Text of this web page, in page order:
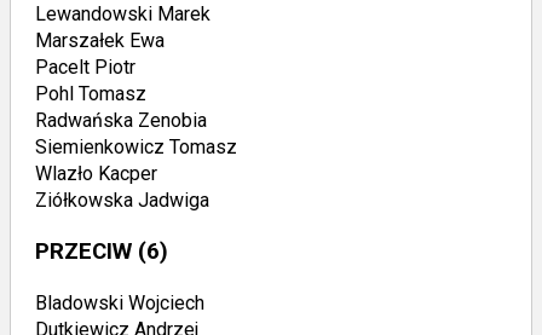
Lewandowski Marek
Marszałek Ewa
Pacelt Piotr
Pohl Tomasz
Radwańska Zenobia
Siemienkowicz Tomasz
Wlazło Kacper
Ziółkowska Jadwiga
PRZECIW (6)
Bladowski Wojciech
Dutkiewicz Andrzej